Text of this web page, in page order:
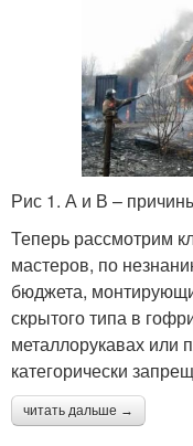
Рис 1. А и В –
Теперь рассмотрим
мастеров, по
бюджета,
скрытого типа в
металлорукавах или
категорически
читать дальше →